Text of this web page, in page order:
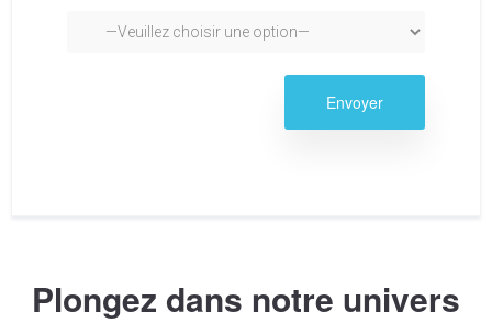
Plongez dans notre univers